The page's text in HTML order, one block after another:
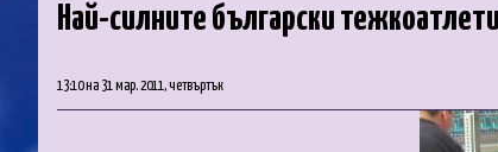
Най-силните български
13:10 на 31 мар. 2011, четвъртък